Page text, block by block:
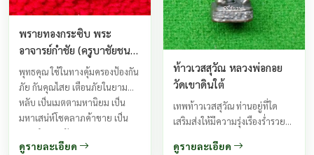
พรายทองกระซิบ พระ
อาจารย์กำชัย (ครูบาชัยชนะ
ในปัจจุบัน) พรายทองกระซิบ
พระอาจารย์กำชัย (ครูบา
ชัยชนะ ในปัจจุบัน)
พุทธคุณ ใช้ในทางคุ้มครองป้องกัน
ภัย กันคุณไสย เตือนภัยในยาม
หลับ เป็นเมตตามหานิยม เป็น
มหาเสน่ห์โชคลาภค้าขาย เป็น
มหาอำนาจ ศัตรูเกรงขาม
ดูรายละเอียด
ท้าวเวสสุวัณ หลวงพ่อกอย
วัดเขาดินใต้
เทพท้าวเวสสุวัณ ท่านอยู่ที่ใด
เสริมส่งให้มีความรุ่งเรืองร่ำรวย
มหาเทพท้าวเวสสุวัณ เป็นเทวดา
ดูรายละเอียด